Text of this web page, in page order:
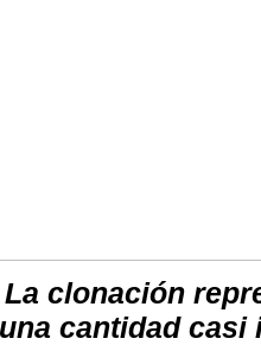
clonación
una cantidad casi